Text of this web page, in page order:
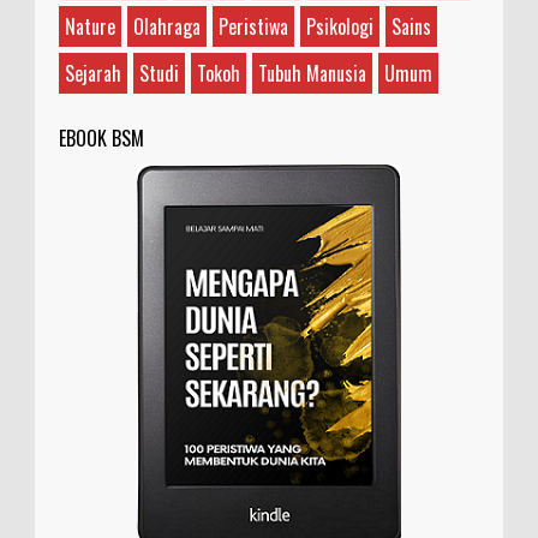
Nature
Olahraga Peristiwa Psikologi
Sains
Sejarah
Studi Tokoh Tubuh Manusia Umum
EBOOK BSM